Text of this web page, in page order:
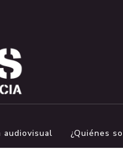
audiovisual ¿Quiénes